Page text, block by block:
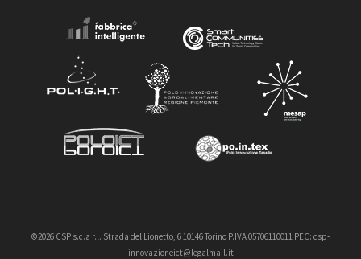
©2026 CSP s.c.a r.l. Strada del Lionetto, 6 10146 Torino P.IVA 05706110011 PEC: csp-
innovazioneict@legalmail.it